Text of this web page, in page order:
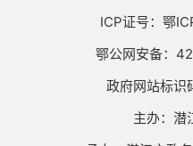
ICP证号：鄂
鄂公网安备：
政府网站标识
主办：潜